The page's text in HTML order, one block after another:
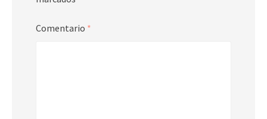
Comentario *